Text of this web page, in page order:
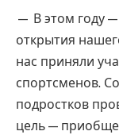
— В этом году
открытия
нас приняли
спортсменов.
подростков
цель —